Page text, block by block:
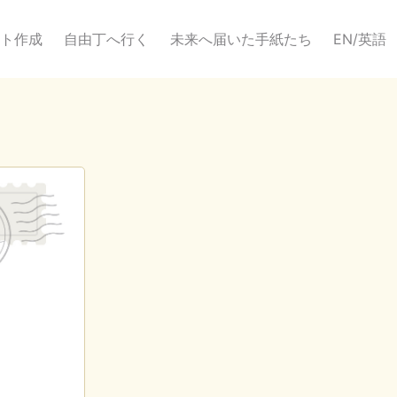
作成 自由丁へ行く 未来へ届いた手紙たち EN/英語